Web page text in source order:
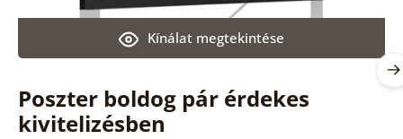
Poszter boldog pár érdekes
kivitelizésben
Kínálat megtekintése